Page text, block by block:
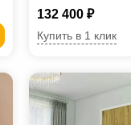
132 400 ₽
Купить в 1 клик